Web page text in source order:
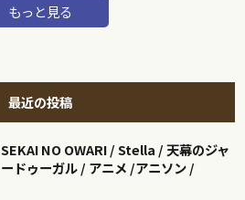
もっと見る
最近の投稿
SEKAI NO OWARI / Stella / 天幕のジャ
ードゥーガル / アニメ /アニソン /